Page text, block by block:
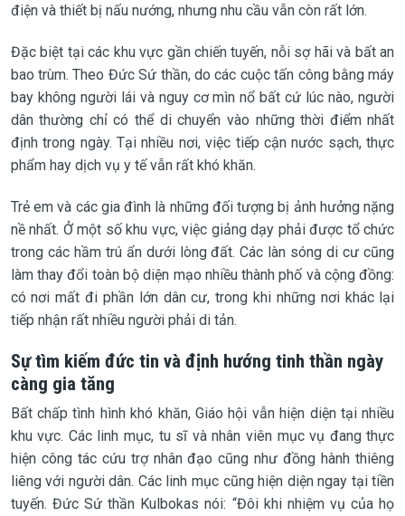
điện và thiết bị nấu nướng, nhưng nhu cầu vẫn còn rất lớn.
Đặc biệt tại các khu vực gần chiến tuyến, nỗi sợ hãi và bất an
bao trùm. Theo Đức Sứ thần, do các cuộc tấn công bằng máy
bay không người lái và nguy cơ mìn nổ bất cứ lúc nào, người
dân thường chỉ có thể di chuyển vào những thời điểm nhất
định trong ngày. Tại nhiều nơi, việc tiếp cận nước sạch, thực
phẩm hay dịch vụ y tế vẫn rất khó khăn.
Trẻ em và các gia đình là những đối tượng bị ảnh hưởng nặng
nề nhất. Ở một số khu vực, việc giảng dạy phải được tổ chức
trong các hầm trú ẩn dưới lòng đất. Các làn sóng di cư cũng
làm thay đổi toàn bộ diện mạo nhiều thành phố và cộng đồng:
có nơi mất đi phần lớn dân cư, trong khi những nơi khác lại
tiếp nhận rất nhiều người phải di tản.
Sự tìm kiếm đức tin và định hướng tinh thần ngày
càng gia tăng
Bất chấp tình hình khó khăn, Giáo hội vẫn hiện diện tại nhiều
khu vực. Các linh mục, tu sĩ và nhân viên mục vụ đang thực
hiện công tác cứu trợ nhân đạo cũng như đồng hành thiêng
liêng với người dân. Các linh mục cũng hiện diện ngay tại tiền
tuyến. Đức Sứ thần Kulbokas nói: “Đôi khi nhiệm vụ của họ